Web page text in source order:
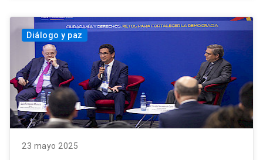
Diálogo y paz
23 mayo 2025